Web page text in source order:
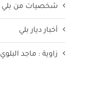
شخصيات من بلي
أخبار ديار بلي
زاوية : ماجد البلوي